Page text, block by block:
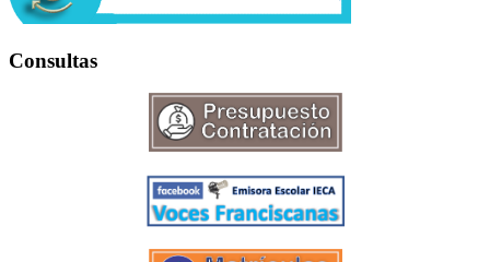
Consultas